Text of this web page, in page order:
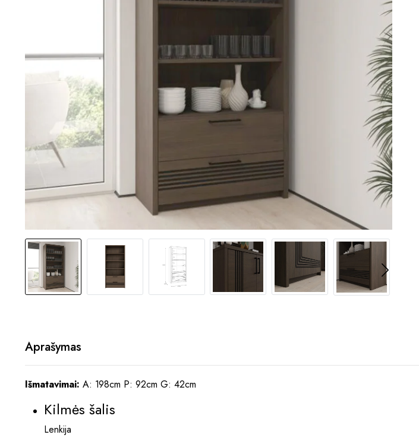
Aprašymas
Išmatavimai: A: 198cm P: 92cm G: 42cm
Kilmės šalis
Lenkija